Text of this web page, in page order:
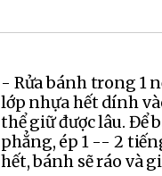
- Rửa bánh trong 1
lớp nhựa hết dính
thể giữ được lâu. Để
phẳng, ép 1 -- 2
hết, bánh sẽ ráo và